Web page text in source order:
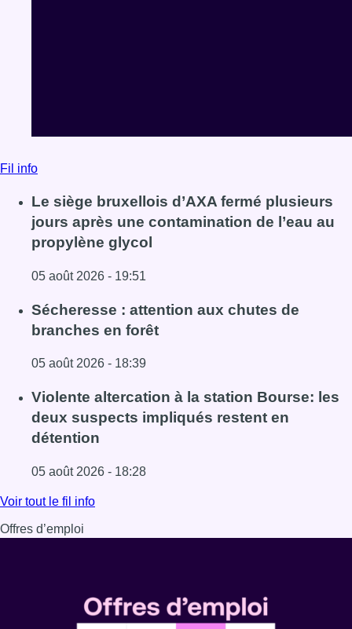
Fil info
Le siège bruxellois d’AXA fermé plusieurs
jours après une contamination de l’eau au
propylène glycol
05 août 2026 - 19:51
Lire l'article Le siège bruxellois d’AXA fermé plusieurs
Sécheresse : attention aux chutes de
branches en forêt
05 août 2026 - 18:39
Lire l'article Sécheresse : attention aux chutes de
Violente altercation à la station Bourse: les
deux suspects impliqués restent en
détention
05 août 2026 - 18:28
Lire l'article Violente altercation à la station Bourse: les
Voir tout le fil info
Offres d’emploi